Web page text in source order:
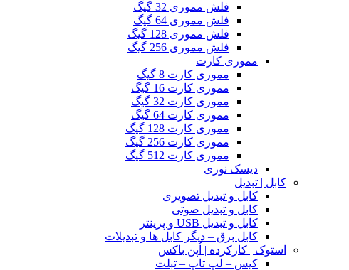
فلش مموری 32 گیگ
فلش مموری 64 گیگ
فلش مموری 128 گیگ
فلش مموری 256 گیگ
مموری کارت
مموری کارت 8 گیگ
مموری کارت 16 گیگ
مموری کارت 32 گیگ
مموری کارت 64 گیگ
مموری کارت 128 گیگ
مموری کارت 256 گیگ
مموری کارت 512 گیگ
دیسک نوری
کابل | تبدیل
کابل و تبدیل تصویری
کابل و تبدیل صوتی
کابل و تبدیل USB و پرینتر
کابل برق – دیگر کابل ها و تبدیلات
استوک | کارکرده | اُپن باکس
کیس – لپ تاپ – تبلت